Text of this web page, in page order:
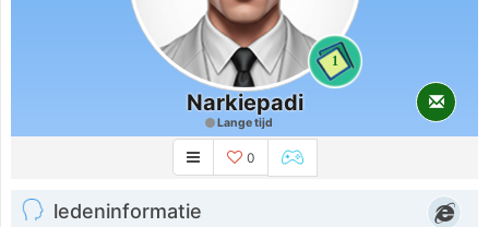
1
Narkiepadi
Lange tijd
0
ledeninformatie